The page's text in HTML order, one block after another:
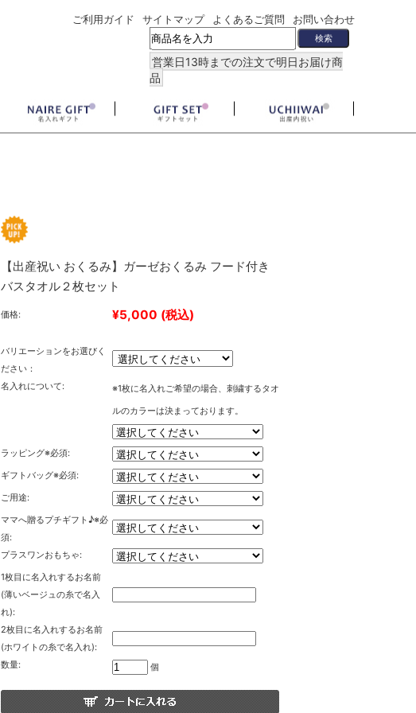
ご利用ガイド サイトマップ よくあるご質問 お問い合わせ
営業日13時までの注文で明日お届け商
品
【出産祝い おくるみ】ガーゼおくるみ フード付き
バスタオル２枚セット
価格: ¥5,000 (税込)
バリエーションをお選びく
ださい：
名入れについて:
※1枚に名入れご希望の場合、刺繍するタオ
ルのカラーは決まっております。
ラッピング※必須:
ギフトバッグ※必須:
ご用途:
ママへ贈るプチギフト♪※必
須:
プラスワンおもちゃ:
1枚目に名入れするお名前
(薄いベージュの糸で名入
れ):
2枚目に名入れするお名前
(ホワイトの糸で名入れ):
数量:
個